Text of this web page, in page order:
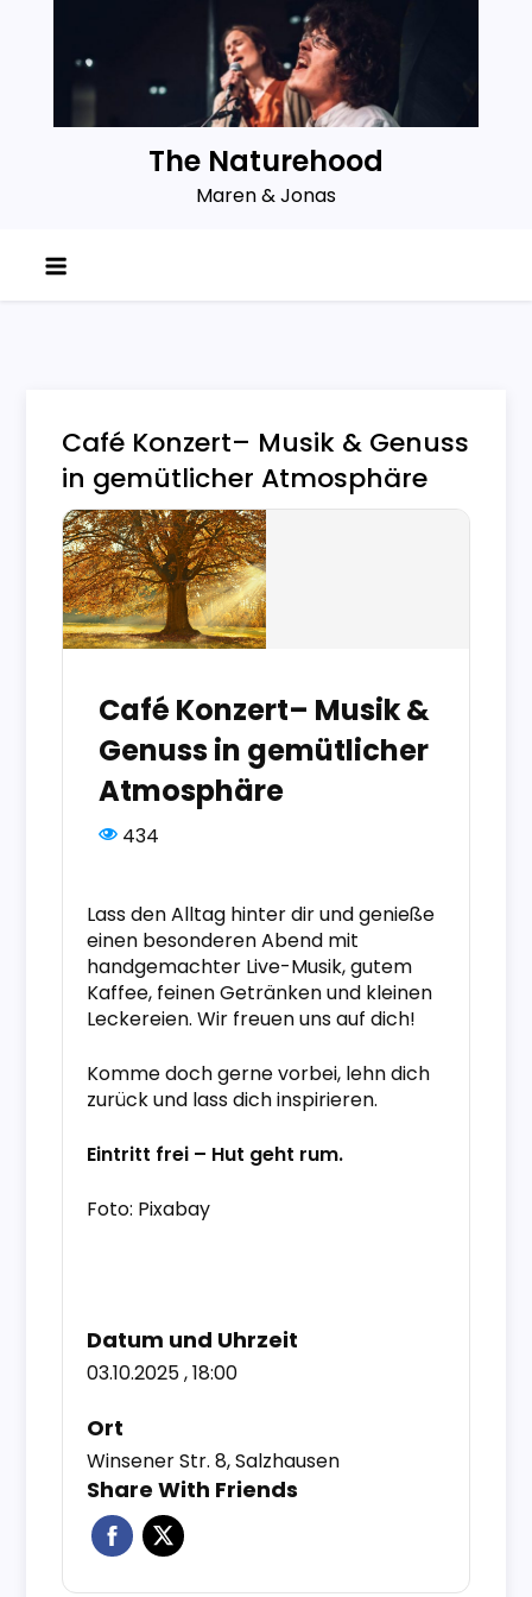
The Naturehood
Maren & Jonas
Café Konzert– Musik & Genuss
in gemütlicher Atmosphäre
Café Konzert– Musik &
Genuss in gemütlicher
Atmosphäre
434
Lass den Alltag hinter dir und genieße
einen besonderen Abend mit
handgemachter Live-Musik, gutem
Kaffee, feinen Getränken und kleinen
Leckereien. Wir freuen uns auf dich!
Komme doch gerne vorbei, lehn dich
zurück und lass dich inspirieren.
Eintritt frei – Hut geht rum.
Foto: Pixabay
Datum und Uhrzeit
03.10.2025 , 18:00
Ort
Winsener Str. 8, Salzhausen
Share With Friends